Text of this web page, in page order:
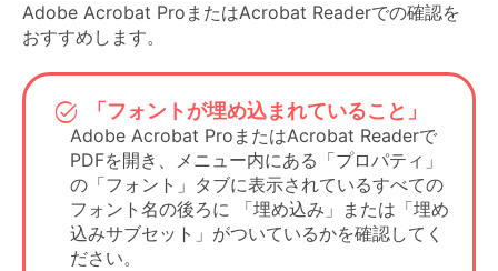
プリセット
2001形式」を推
ず選択してくだ
規格
2001形式準拠」
（推奨）
PDF/Aでも可
項目があれば必
ず選択してくだ
さい。
項目があれば必
ず設定してくだ
Adobe Acrobat ProまたはAcrobat Readerでの確認を
おすすめします。
「フォントが埋め込まれていること」
Adobe Acrobat ProまたはAcrobat Readerで
PDFを開き、メニュー内にある「プロパティ」
の「フォント」タブに表示されているすべての
フォント名の後ろに 「埋め込み」または「埋め
込みサブセット」がついているかを確認してく
ださい。